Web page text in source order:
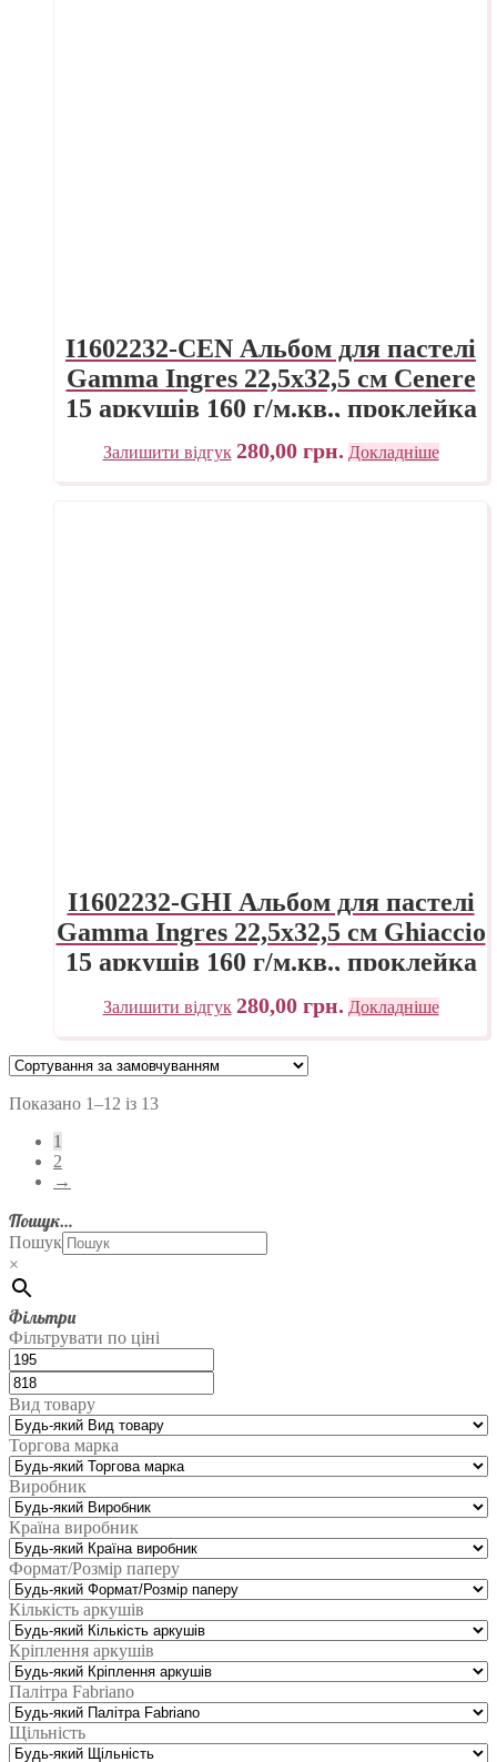
I1602232-CEN Альбом для пастелі
Gamma Ingres 22,5х32,5 см Cenere
15 аркушів 160 г/м.кв., проклейка
Залишити відгук 280,00 грн. Докладніше
I1602232-GHI Альбом для пастелі
Gamma Ingres 22,5х32,5 см Ghiaccio
15 аркушів 160 г/м.кв., проклейка
Залишити відгук 280,00 грн. Докладніше
Показано 1–12 із 13
1
2
→
Пошук…
Пошук
×
Фільтри
Фільтрувати по ціні
Вид товару
Торгова марка
Виробник
Країна виробник
Формат/Розмір паперу
Кількість аркушів
Кріплення аркушів
Палітра Fabriano
Щільність